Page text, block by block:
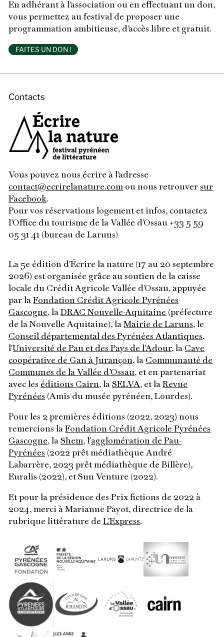
En adhérant à l’association ou en effectuant un don,
vous permettez au festival de proposer une
programmation ambitieuse, d’accès libre et gratuit.
FAITES UN DON !
Contacts
Vous pouvez nous écrire à l’adresse
contact@ecrirelanature.com ou nous retrouversur
Facebook.
Pour vos réservations logement et infos, contactez
l’Office du tourisme de la Vallée d'Ossau +33 5 59
05 31 41 (bureau de Laruns)
La 5e édition d'Écrire la nature (17 au 20 septembre
2026) est organisée grâce au soutien de la caisse
locale du Crédit Agricole Vallée d'Ossau, appuyée
par laFondation Crédit Agricole Pyrénées
Gascogne, laDRAC Nouvelle-Aquitaine (préfecture
de la Nouvelle Aquitaine), laMairie de Laruns, le
Conseil départemental des Pyrénées Atlantiques,
l'Université de Pau et des Pays de l'Adour, la Cave
coopérative de Gan à Jurançon, la Communauté de
Communes de la Vallée d’Ossau, et en partenariat
avec les éditions Cairn, laSELVA, et laRevue
Pyrénées (Amis du musée pyrénéen, Lourdes).
Pour les 2 premières éditions (2022, 2023) nous
remercions laFondation Crédit Agricole Pyrénées
Gascogne, laShem, l'agglomération de Pau-
Pyrénées (2022 prêt médiathèque André
Labarrère, 2023 prêt médiathèque de Billère),
Euralis (2022), et Sun Venture (2022).
Et pour la présidence des Prix fictions de 2022 à
2024, merci à Marianne Payot, directrice de la
rubrique littérature deL'Express.